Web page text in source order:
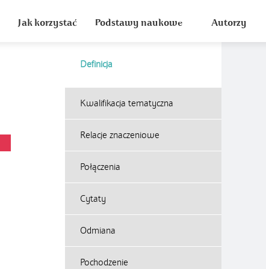
Jak korzystać Podstawy naukowe Autorzy
Definicja
Kwalifikacja tematyczna
Relacje znaczeniowe
Połączenia
Cytaty
Odmiana
Pochodzenie